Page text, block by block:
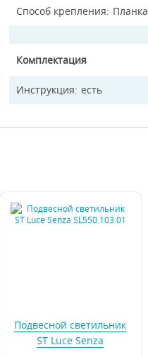
Способ крепления Планка
Комплектация
Инструкция есть
Подвесной светильник
ST Luce Senza